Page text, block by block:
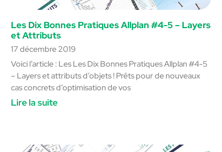
Les Dix Bonnes Pratiques Allplan #4-5 – Layers
et Attributs
17 décembre 2019
Voici l’article : Les Les Dix Bonnes Pratiques Allplan #4-5
– Layers et attributs d’objets ! Prêts pour de nouveaux
cas concrets d’optimisation de vos
Lire la suite